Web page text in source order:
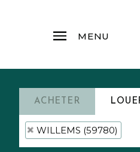
MENU
ACHETER
WILLEMS (59780)